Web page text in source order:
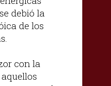
debió la
de los
con la